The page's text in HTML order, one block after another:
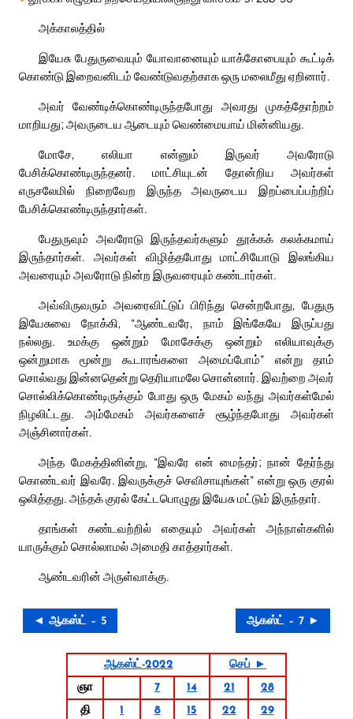
அக்காலத்தில்
இயேசு பேதுருவையும் யோவானையும் யாக்கோபையும் கூட்டிக்
கொண்டு இறைவனிடம் வேண்டுவதற்காக ஒரு மலைமீது ஏறினார்.
அவர் வேண்டிக்கொண்டிருந்தபோது அவரது முகத்தோற்றம்
மாறியது; அவருடைய ஆடையும் வெண்மையாய் மின்னியது.
மோசே, எலியா என்னும் இருவர் அவரோடு
பேசிக்கொண்டிருந்தனர். மாட்சியுடன் தோன்றிய அவர்கள்
எருசலேமில் நிறைவேற இருந்த அவருடைய இறப்பைப்பற்றிப்
பேசிக்கொண்டிருந்தார்கள்.
பேதுருவும் அவரோடு இருந்தவர்களும் தூக்கக் கலக்கமாய்
இருந்தார்கள். அவர்கள் விழித்தபோது மாட்சியோடு இலங்கிய
அவரையும் அவரோடு நின்ற இருவரையும் கண்டார்கள்.
அவ்விருவரும் அவரைவிட்டுப் பிரிந்து சென்றபோது, பேதுரு
இயேசுவை நோக்கி, “ஆண்டவரே, நாம் இங்கேயே இருப்பது
நல்லது. உமக்கு ஒன்றும் மோசேக்கு ஒன்றும் எலியாவுக்கு
ஒன்றுமாக மூன்று கூடாரங்களை அமைப்போம்” என்று தாம்
சொல்வது இன்னதென்று தெரியாமலே சொன்னார். இவற்றை அவர்
சொல்லிக்கொண்டிருக்கும் போது ஒரு மேகம் வந்து அவர்கள்மேல்
நிழலிட்டது. அம்மேகம் அவர்களைச் சூழ்ந்தபோது அவர்கள்
அஞ்சினார்கள்.
அந்த மேகத்தினின்று, “இவரே என் மைந்தர்; நான் தேர்ந்து
கொண்டவர் இவரே. இவருக்குச் செவிசாயுங்கள்” என்று ஒரு குரல்
ஒலித்தது. அந்தக் குரல் கேட்டபொழுது இயேசு மட்டும் இருந்தார்.
தாங்கள் கண்டவற்றில் எதையும் அவர்கள் அந்நாள்களில்
யாருக்கும் சொல்லாமல் அமைதி காத்தார்கள்.
ஆண்டவரின் அருள்வாக்கு.
◄ ஆகஸ்ட் – 5 ஆகஸ்ட் – 7 ►
ஆகஸ்ட்-2022
செப் ►
ஞா
7 14 21
28
தி
1 8 15 22
29